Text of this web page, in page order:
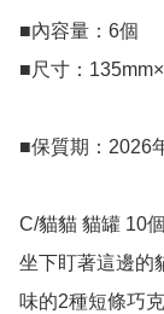
■內容量：6個
■尺寸：
■保質期：2026
C/貓貓 貓罐 10
坐下盯著這邊的
味的2種短條巧